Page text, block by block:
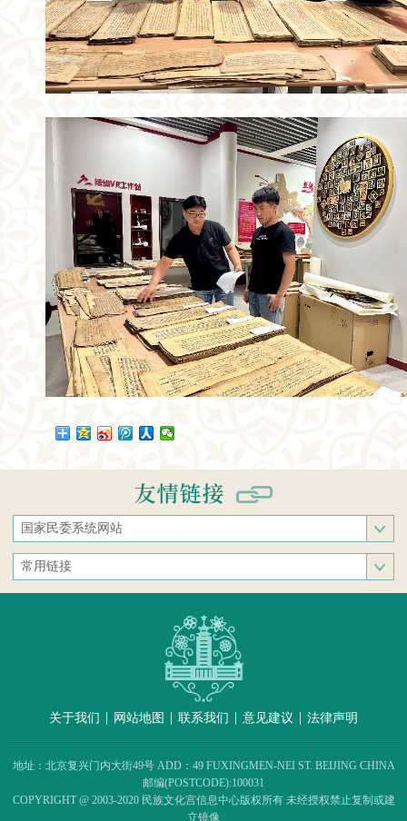
国家民委系统网站
国家民族事务委员会
中央民族大学
中央民族歌舞团
民族画报社
常用链接
中央统战部
关于我们 | 网站地图 | 联系我们 | 意见建议 | 法律声明
地址：北京复兴门内大街49号 ADD：49 FUXINGMEN-NEI ST. BEIJING CHINA
邮编(POSTCODE):100031
COPYRIGHT @ 2003-2020 民族文化宫信息中心版权所有 未经授权禁止复制或建
立镜像